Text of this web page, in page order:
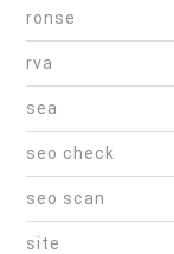
ronse
rva
sea
seo check
seo scan
site